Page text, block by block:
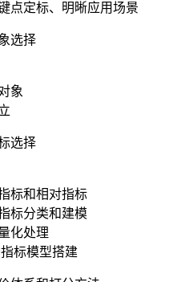
点定标、明晰应用场景
选择
象
选择
标和相对指标
标分类和建模
化处理
标模型搭建